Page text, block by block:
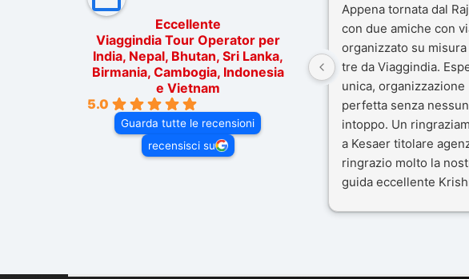
Eccellente
Viaggindia Tour Operator per
India, Nepal, Bhutan, Sri Lanka,
Birmania, Cambogia, Indonesia
e Vietnam
5.0
Guarda tutte le recensioni
recensisci su
Appena tornata dal
con due amiche con
organizzato su
tre da Viaggindia.
unica, organizzazione
perfetta senza nessun
intoppo. Un
a Kesaer titolare
ringrazio molto la
guida eccellente